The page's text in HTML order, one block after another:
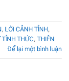
, LỜI CẢNH TỈNH,
TỈNH THỨC, THIÊN
Để lại một bình luận